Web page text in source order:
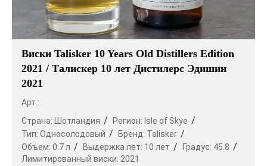
Виски Talisker 10 Years Old Distillers Edition
2021 / Талискер 10 лет Дистилерс Эдишин
2021
Арт.:
Страна: Шотландия Регион: Isle of Skye
Тип: Односолодовый Бренд: Talisker
Объем: 0.7 л Выдержка лет: 10 лет Градус: 45.8
Лимитированный виски: 2021